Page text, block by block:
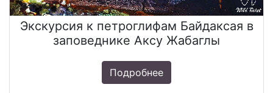
Экскурсия к петроглифам Байдаксая в
заповеднике Аксу Жабаглы
Подробнее